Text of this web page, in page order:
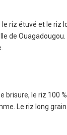
riz étuvé et le riz
de
brisure, le riz 100
Le riz long